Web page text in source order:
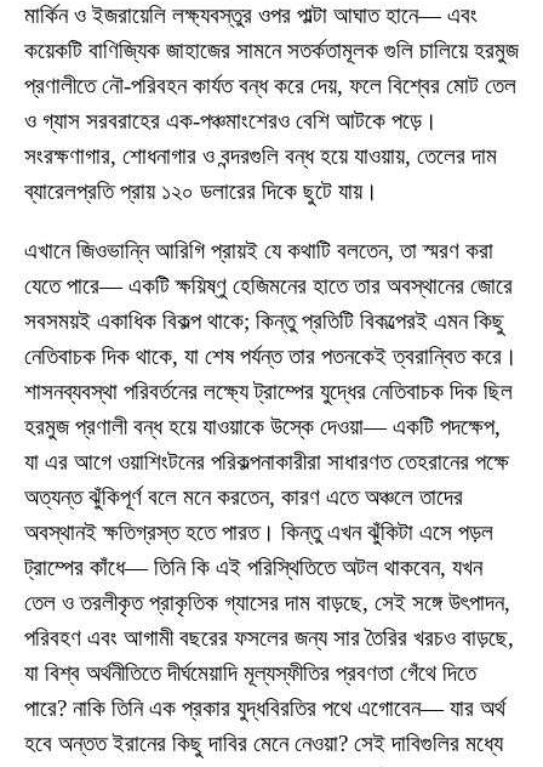
মার্কিন ও ইজরায়েলি লক্ষ্যবস্তুর ওপর পাল্টা আঘাত হানে— এবং
কয়েকটি বাণিজ্যিক জাহাজের সামনে সতর্কতামূলক গুলি চালিয়ে হরমুজ
প্রণালীতে নৌ-পরিবহন কার্যত বন্ধ করে দেয়, ফলে বিশ্বের মোট তেল
ও গ্যাস সরবরাহের এক-পঞ্চমাংশেরও বেশি আটকে পড়ে।
সংরক্ষণাগার, শোধনাগার ও বন্দরগুলি বন্ধ হয়ে যাওয়ায়, তেলের দাম
ব্যারেলপ্রতি প্রায় ১২০ ডলারের দিকে ছুটে যায়।
এখানে জিওভান্নি আরিগি প্রায়ই যে কথাটি বলতেন, তা স্মরণ করা
যেতে পারে— একটি ক্ষয়িষ্ণু হেজিমনের হাতে তার অবস্থানের জোরে
সবসময়ই একাধিক বিকল্প থাকে; কিন্তু প্রতিটি বিকল্পেরই এমন কিছু
নেতিবাচক দিক থাকে, যা শেষ পর্যন্ত তার পতনকেই ত্বরান্বিত করে।
শাসনব্যবস্থা পরিবর্তনের লক্ষ্যে ট্রাম্পের যুদ্ধের নেতিবাচক দিক ছিল
হরমুজ প্রণালী বন্ধ হয়ে যাওয়াকে উস্কে দেওয়া— একটি পদক্ষেপ,
যা এর আগে ওয়াশিংটনের পরিকল্পনাকারীরা সাধারণত তেহরানের পক্ষে
অত্যন্ত ঝুঁকিপূর্ণ বলে মনে করতেন, কারণ এতে অঞ্চলে তাদের
অবস্থানই ক্ষতিগ্রস্ত হতে পারত। কিন্তু এখন ঝুঁকিটা এসে পড়ল
ট্রাম্পের কাঁধে— তিনি কি এই পরিস্থিতিতে অটল থাকবেন, যখন
তেল ও তরলীকৃত প্রাকৃতিক গ্যাসের দাম বাড়ছে, সেই সঙ্গে উৎপাদন,
পরিবহণ এবং আগামী বছরের ফসলের জন্য সার তৈরির খরচও বাড়ছে,
যা বিশ্ব অর্থনীতিতে দীর্ঘমেয়াদি মূল্যস্ফীতির প্রবণতা গেঁথে দিতে
পারে? নাকি তিনি এক প্রকার যুদ্ধবিরতির পথে এগোবেন— যার অর্থ
হবে অন্তত ইরানের কিছু দাবির মেনে নেওয়া? সেই দাবিগুলির মধ্যে